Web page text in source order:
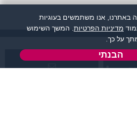
באתרנו, אנו משתמשים בעוגיות
מדיניות הפרטיות . המשך השימוש
על כך.
הבנתי